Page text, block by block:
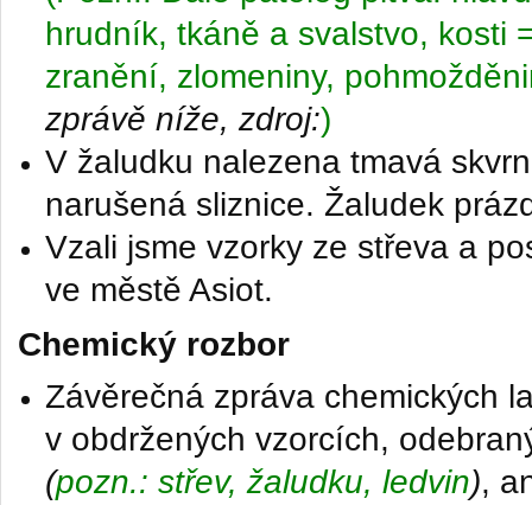
hrudník, tkáně a svalstvo, kosti
zranění, zlomeniny,
zprávě níže, zdroj:)
V žaludku nalezena tmavá
narušená sliznice. Žaludek
Vzali jsme vzorky ze střeva a
ve městě Asiot.
Chemický rozbor
Závěrečná zpráva chemických
v obdržených vzorcích,
(pozn.: střev, žaludku, ledvin),